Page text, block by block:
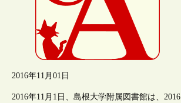
2016年11月01日
2016年11月1日、島根大学附属図書館は、2016